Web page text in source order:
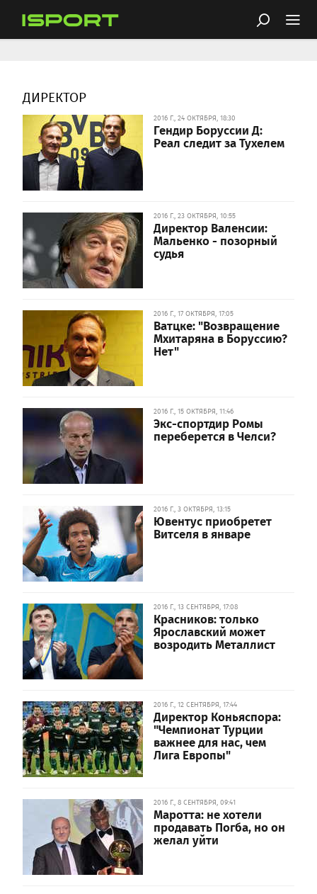
ДИРЕКТОР
2016 Г., 24 ОКТЯБРЯ, 18:30
Гендир Боруссии Д:
Реал следит за Тухелем
2016 Г., 23 ОКТЯБРЯ, 10:55
Директор Валенсии:
Мальенко - позорный
судья
2016 Г., 17 ОКТЯБРЯ, 17:05
Ватцке: "Возвращение
Мхитаряна в Боруссию?
Нет"
2016 Г., 15 ОКТЯБРЯ, 11:46
Экс-спортдир Ромы
переберется в Челси?
2016 Г., 3 ОКТЯБРЯ, 13:15
Ювентус приобретет
Витселя в январе
2016 Г., 13 СЕНТЯБРЯ, 17:08
Красников: только
Ярославский может
возродить Металлист
2016 Г., 12 СЕНТЯБРЯ, 17:44
Директор Коньяспора:
"Чемпионат Турции
важнее для нас, чем
Лига Европы"
2016 Г., 8 СЕНТЯБРЯ, 09:41
Маротта: не хотели
продавать Погба, но он
желал уйти